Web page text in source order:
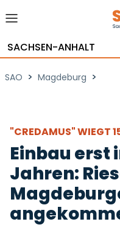
SACHSEN-ANHALT
SAO > Magdeburg >
"CREDAMUS" WIEGT
Einbau erst
Jahren: